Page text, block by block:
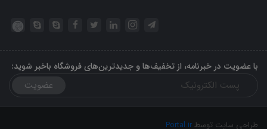
با عضویت در خبرنامه، از تخفیف‌ها و جدیدترین‌های فروشگاه باخبر شوید:
عضویت
طراحی سایت توسط Portal.ir